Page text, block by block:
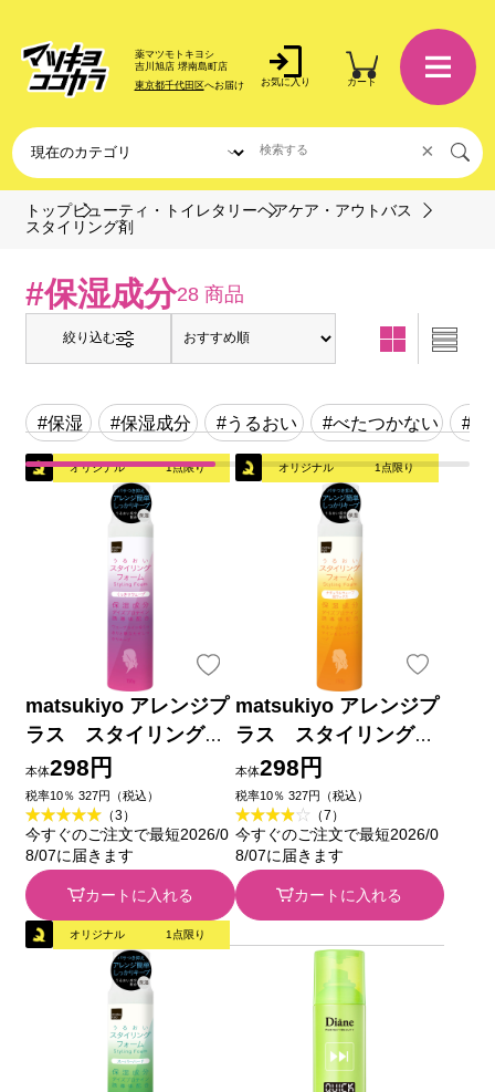
薬マツモトキヨシ
吉川旭店 堺南島町店
東京都千代田区へお届け お気に入り カート
×
トップビューティ・トイレタリーヘアケア・アウトバス
スタイリング剤
#保湿成分28 商品
絞り込む
#保湿 #保湿成分 #うるおい #べたつかない #パ
オリジナル 1点限り
matsukiyo アレンジプ
ラス スタイリングフ
ォーム ウェーブ １５
０ｇ
本体298円
税率10％ 327円（税込）
（3）
今すぐのご注文で最短2026/0
8/07に届きます
カートに入れる
オリジナル 1点限り
matsukiyo アレンジプ
ラス スタイリングフ
ォーム 泡ワックス １
５０ｇ
本体298円
税率10％ 327円（税込）
（7）
今すぐのご注文で最短2026/0
8/07に届きます
カートに入れる
オリジナル 1点限り